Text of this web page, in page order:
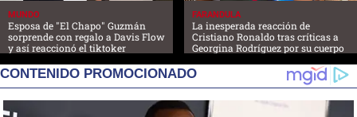
MUNDO
Esposa de "El Chapo" Guzmán
sorprende con regalo a Davis Flow
y así reaccionó el tiktoker
FARANDULA
La inesperada reacción de
Cristiano Ronaldo tras críticas a
Georgina Rodríguez por su cuerpo
CONTENIDO PROMOCIONADO